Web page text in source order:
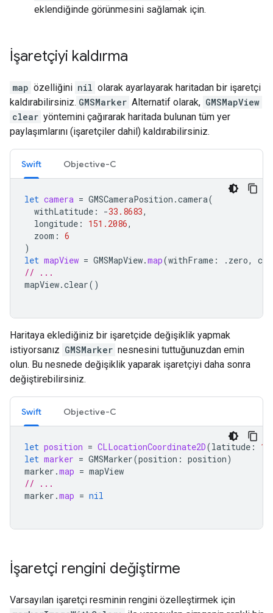
eklendiğinde görünmesini sağlamak için.
İşaretçiyi kaldırma
map özelliğini nil olarak ayarlayarak haritadan bir işaretçi
kaldırabilirsiniz. GMSMarker Alternatif olarak, GMSMapView
clear yöntemini çağırarak haritada bulunan tüm yer
paylaşımlarını (işaretçiler dahil) kaldırabilirsiniz.
Swift Objective-C
let camera = GMSCameraPosition .camera(
withLatitude : -33.8683,
longitude : 151.2086,
zoom : 6
)
let mapView = GMSMapView.map(withFrame : . zero,
// ...
mapView.clear()
Haritaya eklediğiniz bir işaretçide değişiklik yapmak
istiyorsanız GMSMarker nesnesini tuttuğunuzdan emin
olun. Bu nesnede değişiklik yaparak işaretçiyi daha sonra
değiştirebilirsiniz.
Swift Objective-C
let position = CLLocationCoordinate2D(latitude : 10
let marker = GMSMarker(position : position)
marker .map = mapView
// ...
marker .map = nil
İşaretçi rengini değiştirme
Varsayılan işaretçi resminin rengini özelleştirmek için